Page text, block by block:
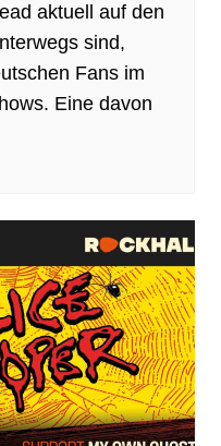
aktuell auf den
sind,
Fans im
Eine davon